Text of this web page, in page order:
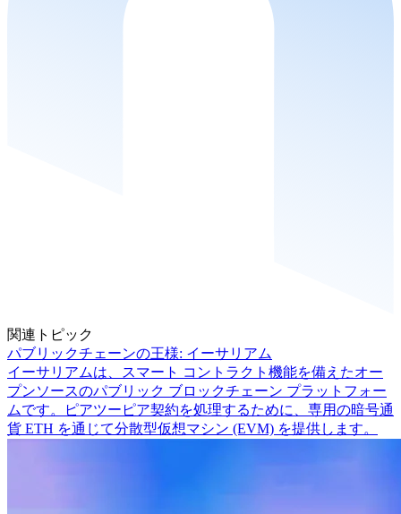
関連トピック
パブリックチェーンの王様: イーサリアム
イーサリアムは、スマート コントラクト機能を備えたオー
プンソースのパブリック ブロックチェーン プラットフォー
ムです。ピアツーピア契約を処理するために、専用の暗号通
貨 ETH を通じて分散型仮想マシン (EVM) を提供します。